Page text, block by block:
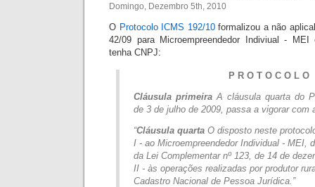
Domingo, Dezembro 5th, 2010
O Protocolo ICMS 192/10formalizou a não
42/09 para Microempreendedor Indiviual -
tenha CNPJ:
P R O T O C O L O
Cláusula primeira A cláusula quarta do
de 3 de julho de 2009, passa a vigorar com
“Cláusula quarta O disposto neste
I - ao Microempreendedor Individual - MEI,
da Lei Complementar nº 123, de 14 de
II - às operações realizadas por produtor
Cadastro Nacional de Pessoa Jurídica.”